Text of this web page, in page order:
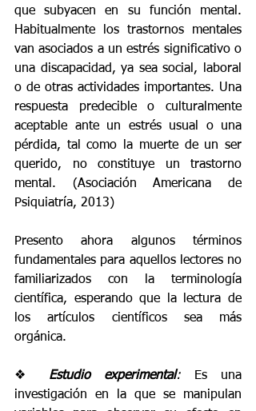
que subyacen en su función mental.
Habitualmente los trastornos mentales
van asociados a un estrés significativo o
una discapacidad, ya sea social, laboral
o de otras actividades importantes. Una
respuesta predecible o culturalmente
aceptable ante un estrés usual o una
pérdida, tal como la muerte de un ser
querido, no constituye un trastorno
mental. (Asociación Americana de
Psiquiatría, 2013)
Presento ahora algunos términos
fundamentales para aquellos lectores no
familiarizados con la terminología
científica, esperando que la lectura de
los artículos científicos sea más
orgánica.
❖ Estudio experimental:
Es una
investigación en la que se manipulan